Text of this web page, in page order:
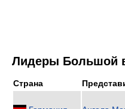
Лидеры Большой
Страна